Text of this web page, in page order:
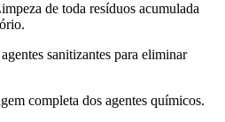
de toda resíduos acumulada
sanitizantes para eliminar
completa dos agentes químicos.